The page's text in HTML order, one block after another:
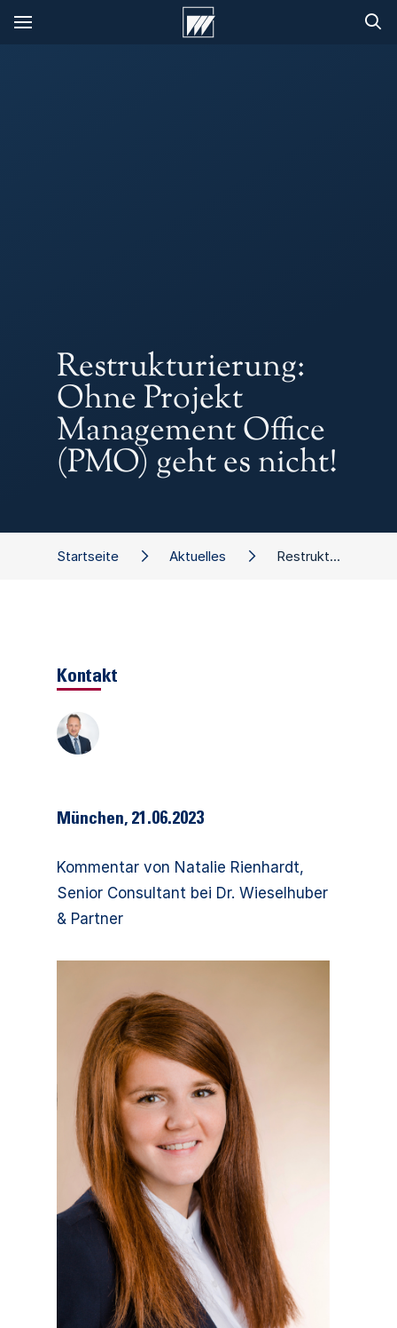
München, 21.06.2023
Kommentar von Natalie Rienhardt,
Senior Consultant bei Dr. Wieselhuber
& Partner
Startseite Aktuelles Restrukturierung: Ohne Projekt Management Office (PMO) geht es nicht!
Kontakt
Restrukturierung:
Ohne Projekt
Management Office
(PMO) geht es nicht!